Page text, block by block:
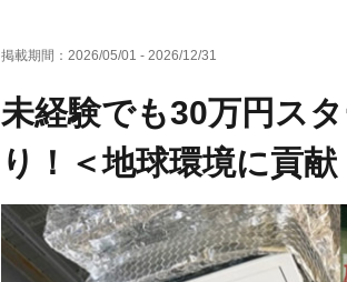
掲載期間： 2026/05/01 - 2026/12/31
未経験でも30万円ス
り！＜地球環境に貢献